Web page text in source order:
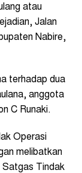
atau
Jalan
Nabire,
terhadap dua
anggota
C Runaki.
Operasi
melibatkan
Satgas Tindak